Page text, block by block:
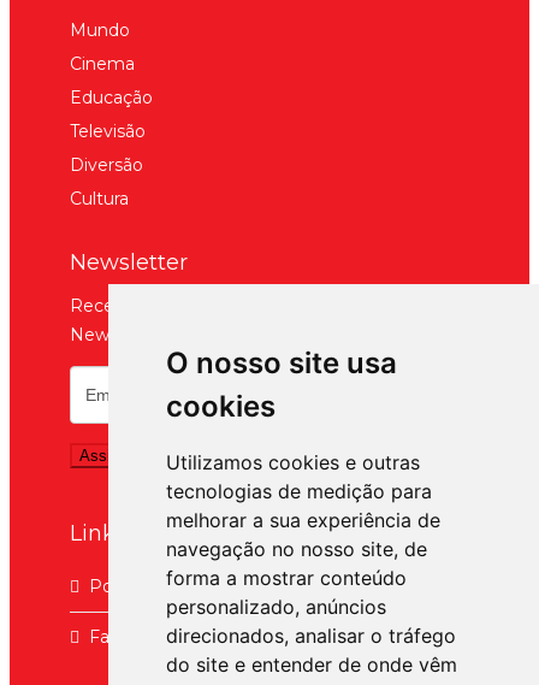
O nosso site usa
cookies
Utilizamos cookies e outras
tecnologias de medição para
melhorar a sua experiência de
navegação no nosso site, de
forma a mostrar conteúdo
personalizado, anúncios
direcionados, analisar o tráfego
do site e entender de onde vêm
Mundo
Cinema
Educação
Televisão
Diversão
Cultura
Newsletter
Receba noticias em primeira mão. Assine nossa
Newsletter
Links Uteis
Política de Privacidade
Fale Conosco